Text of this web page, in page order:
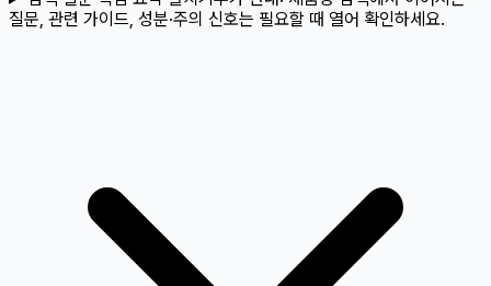
질문, 관련 가이드, 성분·주의 신호는 필요할 때 열어 확인하세요.